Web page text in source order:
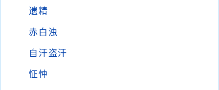
遗精
赤白浊
自汗盗汗
怔忡